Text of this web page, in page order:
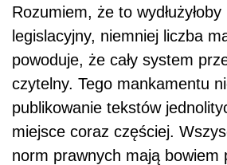
Rozumiem, że to
legislacyjny, niemniej liczba
powoduje, że cały system
czytelny. Tego mankamentu
publikowanie tekstów
miejsce coraz częściej.
norm prawnych mają bowiem